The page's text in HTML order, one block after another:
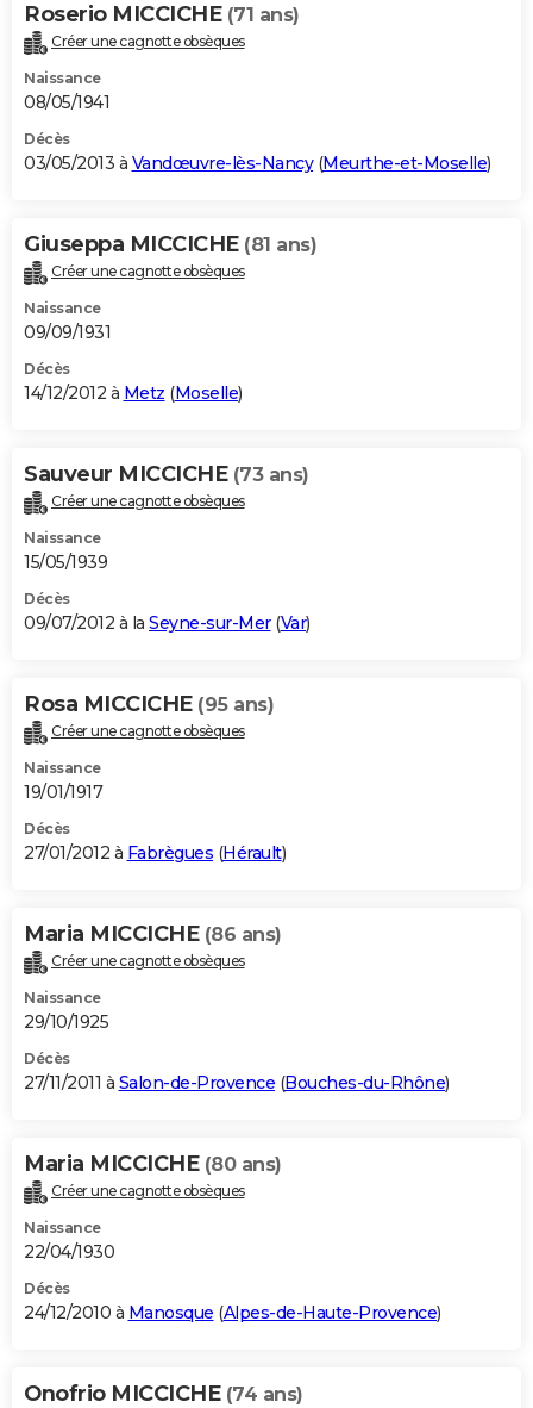
Roserio MICCICHE (71 ans)
Créer une cagnotte obsèques
Naissance
08/05/1941
Décès
03/05/2013 à Vandœuvre-lès-Nancy(Meurthe-et-Moselle)
Giuseppa MICCICHE (81 ans)
Créer une cagnotte obsèques
Naissance
09/09/1931
Décès
14/12/2012 à Metz (Moselle)
Sauveur MICCICHE (73 ans)
Créer une cagnotte obsèques
Naissance
15/05/1939
Décès
09/07/2012 à la Seyne-sur-Mer(Var)
Rosa MICCICHE (95 ans)
Créer une cagnotte obsèques
Naissance
19/01/1917
Décès
27/01/2012 à Fabrègues (Hérault)
Maria MICCICHE (86 ans)
Créer une cagnotte obsèques
Naissance
29/10/1925
Décès
27/11/2011 à Salon-de-Provence (Bouches-du-Rhône)
Maria MICCICHE (80 ans)
Créer une cagnotte obsèques
Naissance
22/04/1930
Décès
24/12/2010 à Manosque (Alpes-de-Haute-Provence)
Onofrio MICCICHE (74 ans)